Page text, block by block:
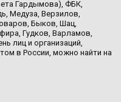
Гардымова), ФБК,
Медуза, Верзилов,
Быков, Шац,
Гудков, Варламов,
лиц и организаций,
в России, можно найти на